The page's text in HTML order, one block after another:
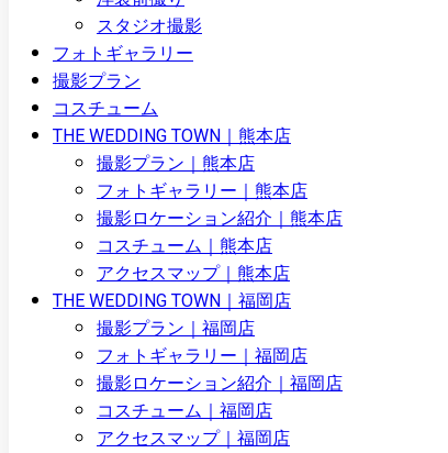
スタジオ撮影
フォトギャラリー
撮影プラン
コスチューム
THE WEDDING TOWN｜熊本店
撮影プラン｜熊本店
フォトギャラリー｜熊本店
撮影ロケーション紹介｜熊本店
コスチューム｜熊本店
アクセスマップ｜熊本店
THE WEDDING TOWN｜福岡店
撮影プラン｜福岡店
フォトギャラリー｜福岡店
撮影ロケーション紹介｜福岡店
コスチューム｜福岡店
アクセスマップ｜福岡店